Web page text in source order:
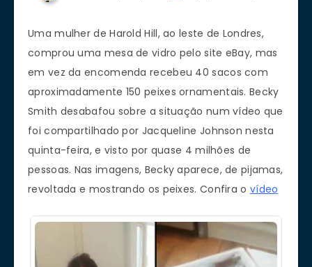
Uma mulher de Harold Hill, ao leste de Londres,
comprou uma mesa de vidro pelo site eBay, mas
em vez da encomenda recebeu 40 sacos com
aproximadamente 150 peixes ornamentais. Becky
Smith desabafou sobre a situação num vídeo que
foi compartilhado por Jacqueline Johnson nesta
quinta-feira, e visto por quase 4 milhões de
pessoas. Nas imagens, Becky aparece, de pijamas,
revoltada e mostrando os peixes. Confira o vídeo